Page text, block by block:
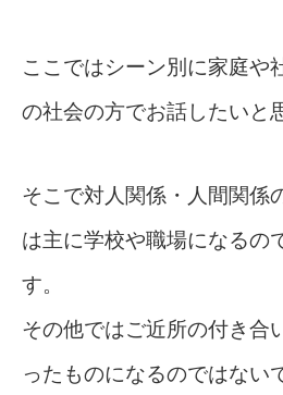
ここではシーン別に家庭や
の社会の方でお話したいと
そこで対人関係・人間関係
は主に学校や職場になるの
す。
その他ではご近所の付き合
ったものになるのではない